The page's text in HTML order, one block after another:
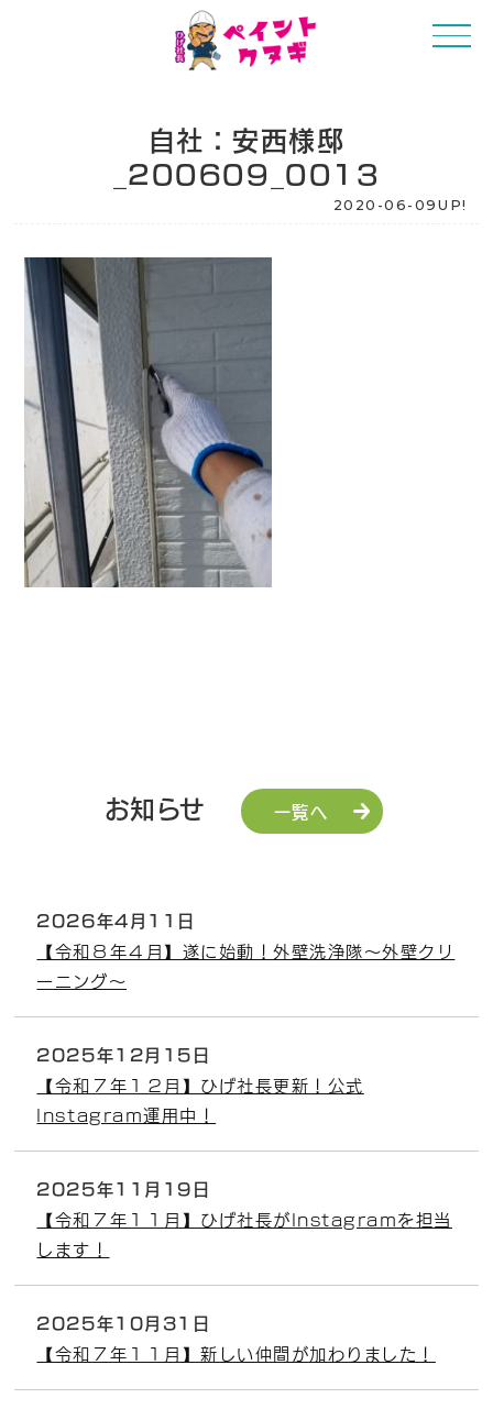
自社：安西様邸
_200609_0013
2020-06-09UP!
お知らせ 一覧へ
2026年4月11日
【令和８年４月】遂に始動！外壁洗浄隊～外壁クリ
ーニング～
2025年12月15日
【令和７年１２月】ひげ社長更新！公式
Instagram運用中！
2025年11月19日
【令和７年１１月】ひげ社長がInstagramを担当
します！
2025年10月31日
【令和７年１１月】新しい仲間が加わりました！